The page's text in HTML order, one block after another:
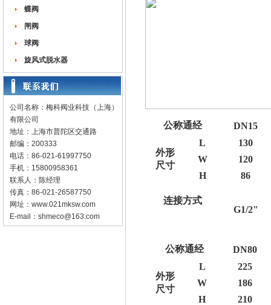
蝶阀
闸阀
球阀
旋风式脱水器
公司名称：梅科阀业科技（上海）
有限公司
地址：上海市普陀区交通路
邮编：200333
电话：86-021-61997750
手机：15800958361
联系人：陈经理
传真：86-021-26587750
网址： www.021mksw.com
E-mail： shmeco@163.com
公称通经 DN15
外形
尺寸
L
130
W
120
H
86
连接方式
G1/2"
公称通经 DN80
外形
尺寸
L
225
W
186
H
210